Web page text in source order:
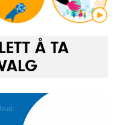
Å TA